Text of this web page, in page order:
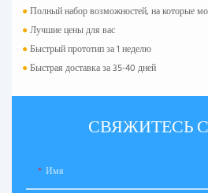
●Полный набор возможностей, на которые
●Лучшие цены для вас
●Быстрый прототип за 1 неделю
●Быстрая доставка за 35-40 дней
СВЯЖИТЕСЬ
Имя